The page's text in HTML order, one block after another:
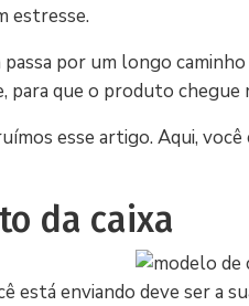
estresse.
passa por um longo
que o produto chegue
esse artigo. Aqui,
da caixa
está enviando deve ser a